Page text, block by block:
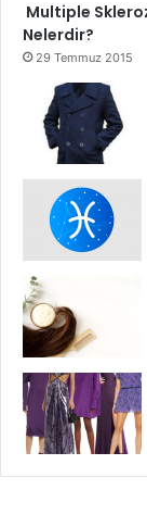
Multiple
Nelerdir?
29 Temmuz 2015